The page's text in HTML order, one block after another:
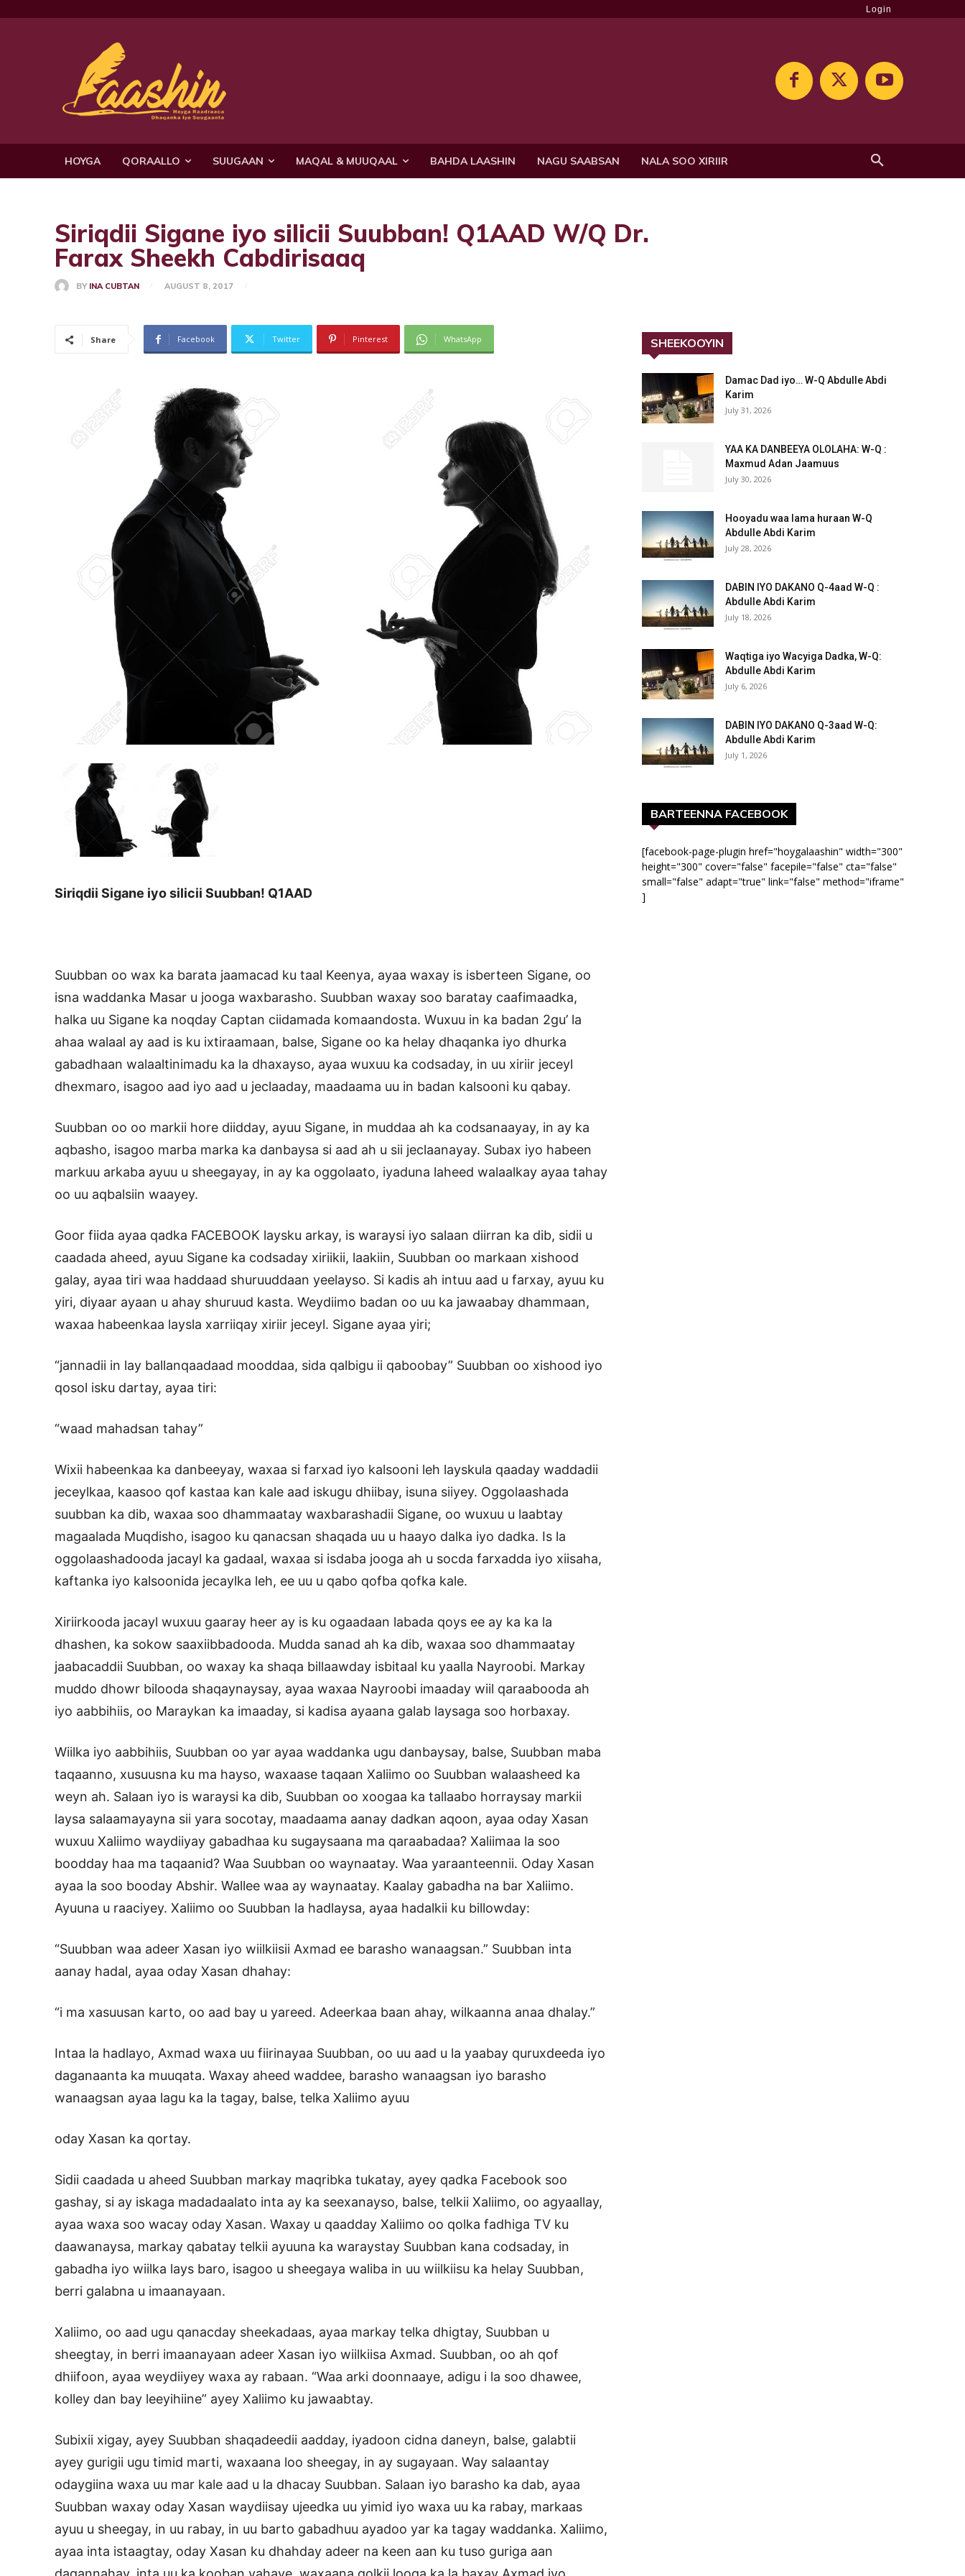
Login
HOYGA QORAALLO SUUGAAN MAQAL & MUUQAAL BAHDA LAASHIN NAGU SAABSAN NALA SOO XIRIIR
Siriqdii Sigane iyo silicii Suubban! Q1AAD W/Q Dr.
Farax Sheekh Cabdirisaaq
BY INA CUBTAN AUGUST 8, 2017
Share Facebook Twitter Pinterest WhatsApp
Siriqdii Sigane iyo silicii Suubban! Q1AAD
Suubban oo wax ka barata jaamacad ku taal Keenya, ayaa waxay is isberteen Sigane, oo
isna waddanka Masar u jooga waxbarasho. Suubban waxay soo baratay caafimaadka,
halka uu Sigane ka noqday Captan ciidamada komaandosta. Wuxuu in ka badan 2gu’ la
ahaa walaal ay aad is ku ixtiraamaan, balse, Sigane oo ka helay dhaqanka iyo dhurka
gabadhaan walaaltinimadu ka la dhaxayso, ayaa wuxuu ka codsaday, in uu xiriir jeceyl
dhexmaro, isagoo aad iyo aad u jeclaaday, maadaama uu in badan kalsooni ku qabay.
Suubban oo oo markii hore diidday, ayuu Sigane, in muddaa ah ka codsanaayay, in ay ka
aqbasho, isagoo marba marka ka danbaysa si aad ah u sii jeclaanayay. Subax iyo habeen
markuu arkaba ayuu u sheegayay, in ay ka oggolaato, iyaduna laheed walaalkay ayaa tahay
oo uu aqbalsiin waayey.
Goor fiida ayaa qadka FACEBOOK laysku arkay, is waraysi iyo salaan diirran ka dib, sidii u
caadada aheed, ayuu Sigane ka codsaday xiriikii, laakiin, Suubban oo markaan xishood
galay, ayaa tiri waa haddaad shuruuddaan yeelayso. Si kadis ah intuu aad u farxay, ayuu ku
yiri, diyaar ayaan u ahay shuruud kasta. Weydiimo badan oo uu ka jawaabay dhammaan,
waxaa habeenkaa laysla xarriiqay xiriir jeceyl. Sigane ayaa yiri;
“jannadii in lay ballanqaadaad mooddaa, sida qalbigu ii qaboobay” Suubban oo xishood iyo
qosol isku dartay, ayaa tiri:
“waad mahadsan tahay”
Wixii habeenkaa ka danbeeyay, waxaa si farxad iyo kalsooni leh layskula qaaday waddadii
jeceylkaa, kaasoo qof kastaa kan kale aad iskugu dhiibay, isuna siiyey. Oggolaashada
suubban ka dib, waxaa soo dhammaatay waxbarashadii Sigane, oo wuxuu u laabtay
magaalada Muqdisho, isagoo ku qanacsan shaqada uu u haayo dalka iyo dadka. Is la
oggolaashadooda jacayl ka gadaal, waxaa si isdaba jooga ah u socda farxadda iyo xiisaha,
kaftanka iyo kalsoonida jecaylka leh, ee uu u qabo qofba qofka kale.
Xiriirkooda jacayl wuxuu gaaray heer ay is ku ogaadaan labada qoys ee ay ka ka la
dhashen, ka sokow saaxiibbadooda. Mudda sanad ah ka dib, waxaa soo dhammaatay
jaabacaddii Suubban, oo waxay ka shaqa billaawday isbitaal ku yaalla Nayroobi. Markay
muddo dhowr bilooda shaqaynaysay, ayaa waxaa Nayroobi imaaday wiil qaraabooda ah
iyo aabbihiis, oo Maraykan ka imaaday, si kadisa ayaana galab laysaga soo horbaxay.
Wiilka iyo aabbihiis, Suubban oo yar ayaa waddanka ugu danbaysay, balse, Suubban maba
taqaanno, xusuusna ku ma hayso, waxaase taqaan Xaliimo oo Suubban walaasheed ka
weyn ah. Salaan iyo is waraysi ka dib, Suubban oo xoogaa ka tallaabo horraysay markii
laysa salaamayayna sii yara socotay, maadaama aanay dadkan aqoon, ayaa oday Xasan
wuxuu Xaliimo waydiiyay gabadhaa ku sugaysaana ma qaraabadaa? Xaliimaa la soo
boodday haa ma taqaanid? Waa Suubban oo waynaatay. Waa yaraanteennii. Oday Xasan
ayaa la soo booday Abshir. Wallee waa ay waynaatay. Kaalay gabadha na bar Xaliimo.
Ayuuna u raaciyey. Xaliimo oo Suubban la hadlaysa, ayaa hadalkii ku billowday:
“Suubban waa adeer Xasan iyo wiilkiisii Axmad ee barasho wanaagsan.” Suubban inta
aanay hadal, ayaa oday Xasan dhahay:
“i ma xasuusan karto, oo aad bay u yareed. Adeerkaa baan ahay, wilkaanna anaa dhalay.”
Intaa la hadlayo, Axmad waxa uu fiirinayaa Suubban, oo uu aad u la yaabay quruxdeeda iyo
daganaanta ka muuqata. Waxay aheed waddee, barasho wanaagsan iyo barasho
wanaagsan ayaa lagu ka la tagay, balse, telka Xaliimo ayuu
oday Xasan ka qortay.
Sidii caadada u aheed Suubban markay maqribka tukatay, ayey qadka Facebook soo
gashay, si ay iskaga madadaalato inta ay ka seexanayso, balse, telkii Xaliimo, oo agyaallay,
ayaa waxa soo wacay oday Xasan. Waxay u qaadday Xaliimo oo qolka fadhiga TV ku
daawanaysa, markay qabatay telkii ayuuna ka waraystay Suubban kana codsaday, in
gabadha iyo wiilka lays baro, isagoo u sheegaya waliba in uu wiilkiisu ka helay Suubban,
berri galabna u imaanayaan.
Xaliimo, oo aad ugu qanacday sheekadaas, ayaa markay telka dhigtay, Suubban u
sheegtay, in berri imaanayaan adeer Xasan iyo wiilkiisa Axmad. Suubban, oo ah qof
dhiifoon, ayaa weydiiyey waxa ay rabaan. “Waa arki doonnaaye, adigu i la soo dhawee,
kolley dan bay leeyihiine” ayey Xaliimo ku jawaabtay.
Subixii xigay, ayey Suubban shaqadeedii aadday, iyadoon cidna daneyn, balse, galabtii
ayey gurigii ugu timid marti, waxaana loo sheegay, in ay sugayaan. Way salaantay
odaygiina waxa uu mar kale aad u la dhacay Suubban. Salaan iyo barasho ka dab, ayaa
Suubban waxay oday Xasan waydiisay ujeedka uu yimid iyo waxa uu ka rabay, markaas
ayuu u sheegay, in uu rabay, in uu barto gabadhuu ayadoo yar ka tagay waddanka. Xaliimo,
ayaa inta istaagtay, oday Xasan ku dhahday adeer na keen aan ku tuso guriga aan
SHEEKOOYIN
Damac Dad iyo… W-Q Abdulle Abdi
Karim
July 31, 2026
YAA KA DANBEEYA OLOLAHA: W-Q :
Maxmud Adan Jaamuus
July 30, 2026
Hooyadu waa lama huraan W-Q
Abdulle Abdi Karim
July 28, 2026
DABIN IYO DAKANO Q-4aad W-Q :
Abdulle Abdi Karim
July 18, 2026
Waqtiga iyo Wacyiga Dadka, W-Q:
Abdulle Abdi Karim
July 6, 2026
DABIN IYO DAKANO Q-3aad W-Q:
Abdulle Abdi Karim
July 1, 2026
BARTEENNA FACEBOOK
[facebook-page-plugin href="hoygalaashin" width="300"
height="300" cover="false" facepile="false" cta="false"
small="false" adapt="true" link="false" method="iframe"
]